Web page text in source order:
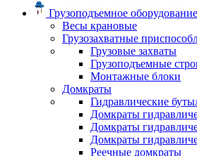
Грузоподъемное оборудование
Весы крановые
Грузозахватные
Грузовые захваты
Грузоподъемные
Монтажные блоки
Домкраты
Гидравлические
Домкраты
Домкраты
Домкраты
Реечные домкраты